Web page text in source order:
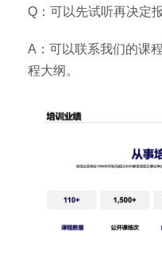
Q：可以先试听再决定
A：可以联系我们的课
程大纲。